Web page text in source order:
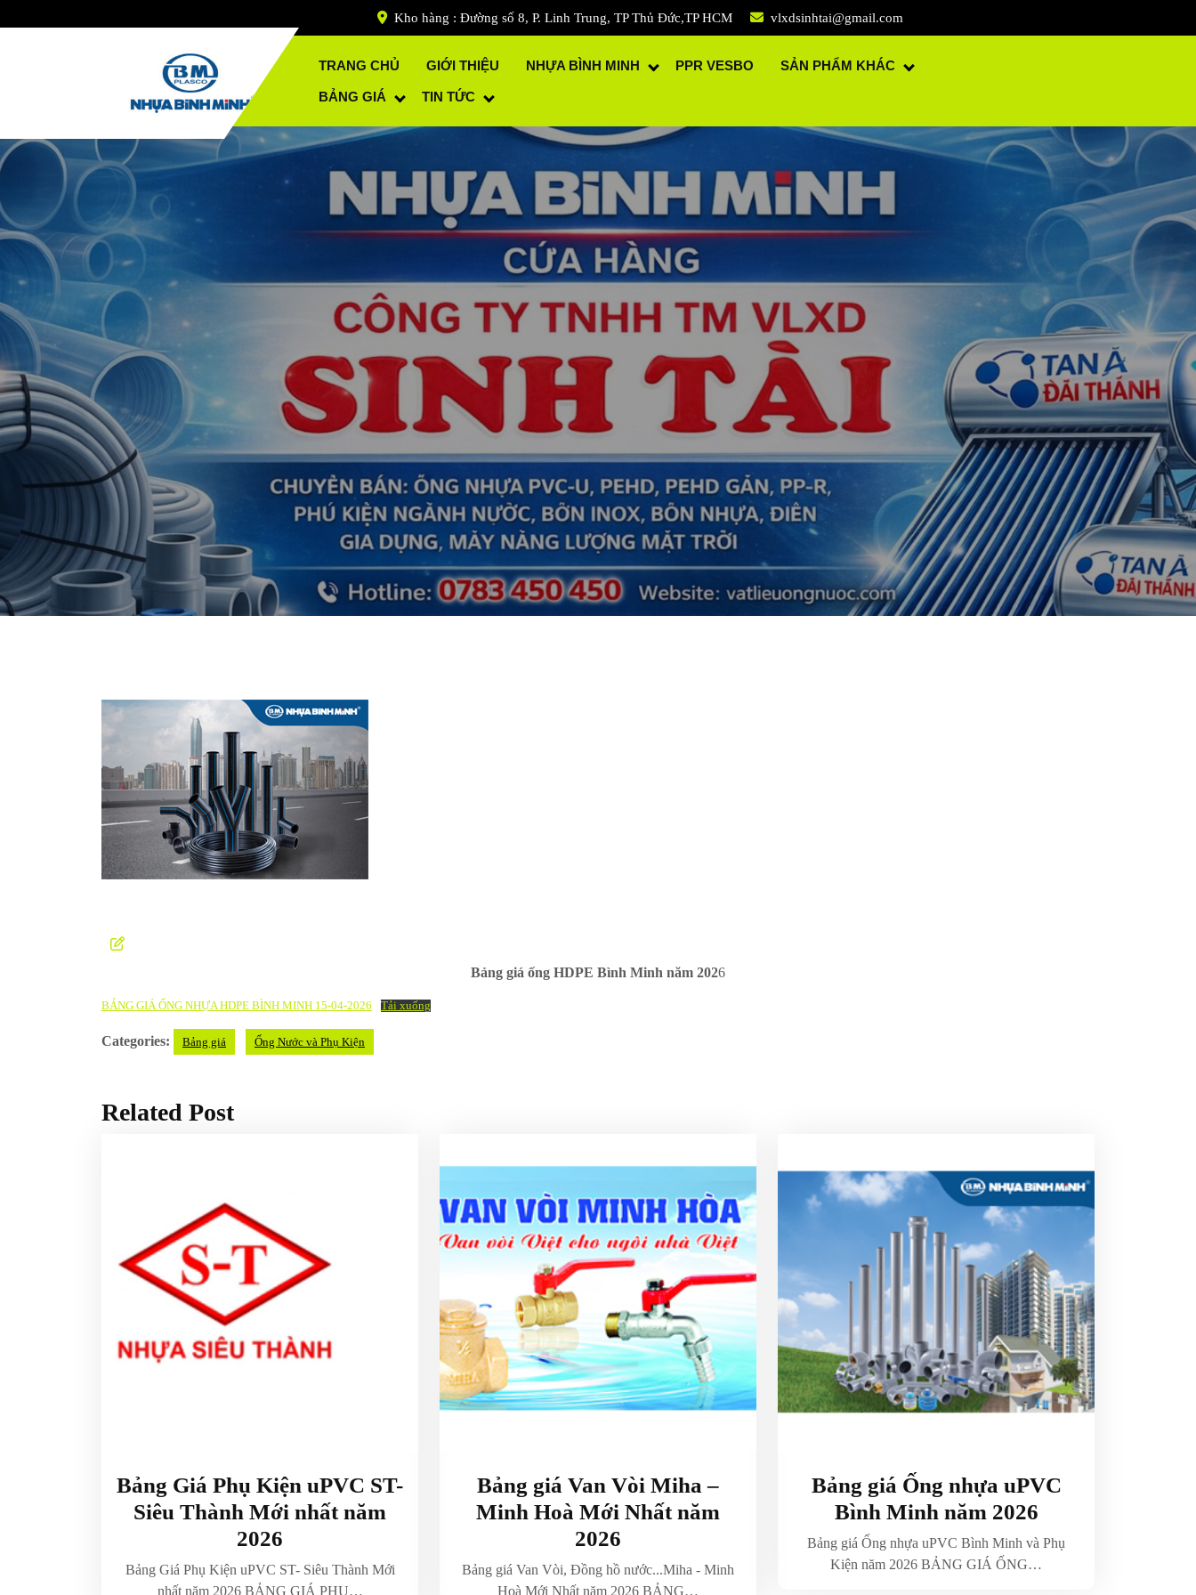
to
Kho hàng : Đường số 8, P. Linh Trung, TP Thủ Đức,TP HCM vlxdsinhtai@gmail.com
TRANG CHỦ GIỚI THIỆU NHỰA BÌNH MINH PPR VESBO SẢN PHẨM KHÁC
BẢNG GIÁ TIN TỨC
Bảng giá ống HDPE Bình Minh năm 2026
BẢNG GIÁ ỐNG NHỰA HDPE BÌNH MINH 15-04-2026 Tải xuống
Categories: Bảng giá Ống Nước và Phụ Kiện
Related Post
Bảng Giá Phụ Kiện uPVC ST-
Siêu Thành Mới nhất năm
2026
Bảng Giá Phụ Kiện uPVC ST- Siêu Thành Mới
nhất năm 2026 BẢNG GIÁ PHỤ…
Bảng giá Van Vòi Miha –
Minh Hoà Mới Nhất năm
2026
Bảng giá Van Vòi, Đồng hồ nước...Miha - Minh
Hoà Mới Nhất năm 2026 BẢNG…
Bảng giá Ống nhựa uPVC
Bình Minh năm 2026
Bảng giá Ống nhựa uPVC Bình Minh và Phụ
Kiện năm 2026 BẢNG GIÁ ỐNG…